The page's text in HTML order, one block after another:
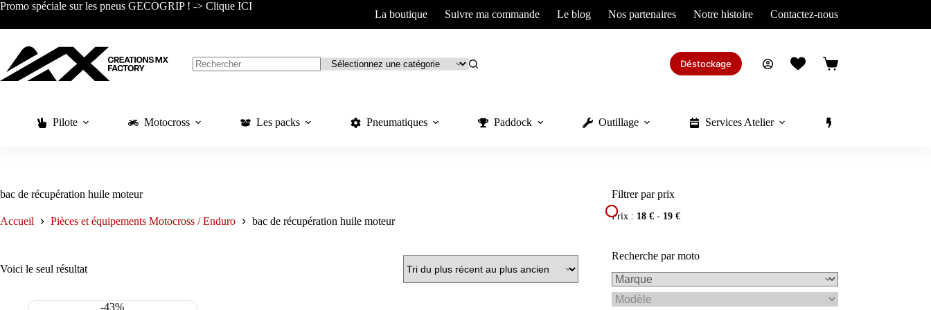
Passer
contenu
Promo spéciale sur les pneus GECOGRIP ! -> Clique ICI
La boutique Suivre ma commande Le blog Nos partenaires Notre histoire Contactez-nous
Déstockage
Panier
Pilote Motocross Les packs Pneumatiques Paddock Outillage Services Atelier
bac de récupération huile moteur
Accueil Pièces et équipements Motocross / Enduro bac de récupération huile moteur
Voici le seul résultat
-43%
Filtrer par prix
Prix : 18 € - 19 €
Recherche par moto